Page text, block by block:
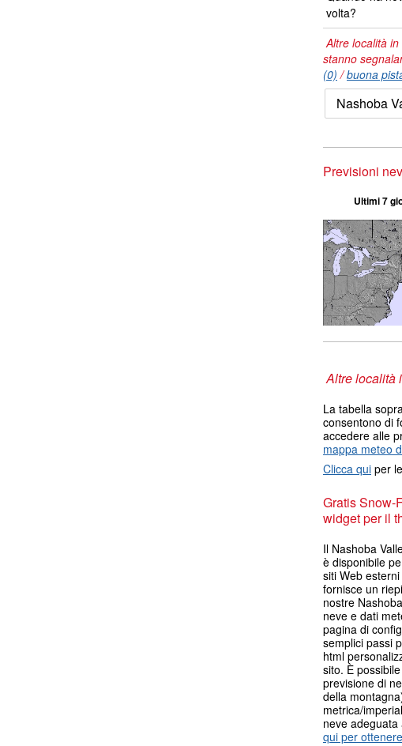
volta?
Altre località in
stanno
(0) /buona
Nashoba
Previsioni
Ultimi 7
Altre località
La tabella
consentono di
accedere alle
mappa meteo
Clicca qui per
Gratis Snow-
widget per il
Il Nashoba
è disponibile
siti Web
fornisce un
nostre
neve e dati
pagina di
semplici passi
html
sito. È
previsione di
della
metrica/
neve
qui per